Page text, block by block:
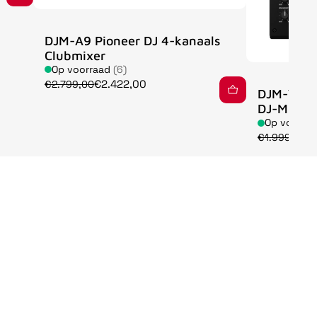
DJM-A9 Pioneer DJ 4-kanaals
Clubmixer
Op voorraad (6)
€2.799,00€2.422,00
DJM-V5
DJ-Mixer
Op
€1.999,00